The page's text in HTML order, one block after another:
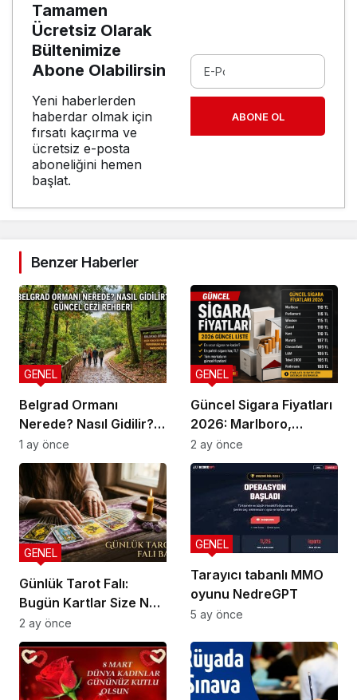
Tamamen
Ücretsiz Olarak
Bültenimize
Abone Olabilirsin
Yeni haberlerden
haberdar olmak için
fırsatı kaçırma ve
ücretsiz e-posta
aboneliğini hemen
başlat.
ABONE OL
Benzer Haberler
Belgrad Ormanı
Nerede? Nasıl Gidilir?
Güncel Gezi Rehberi
GENEL
1 ay önce
Güncel Sigara Fiyatları
2026: Marlboro,
Parliament, Winston,
Camel ve Tüm Sigara
Markalarının Zamlı
Fiyat Listesi
GENEL
2 ay önce
Günlük Tarot Falı:
Bugün Kartlar Size Ne
Söylüyor?
GENEL
2 ay önce
Tarayıcı tabanlı MMO
oyunu NedreGPT
GENEL
5 ay önce